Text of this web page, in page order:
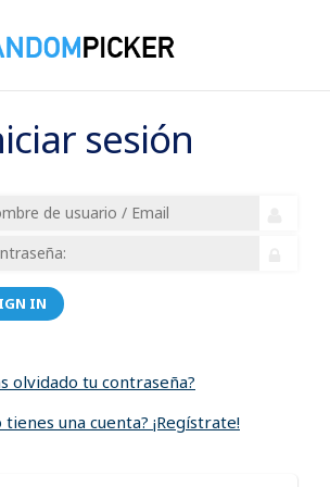
sesión
IN
olvidado tu contraseña?
tienes una cuenta? ¡Regístrate!